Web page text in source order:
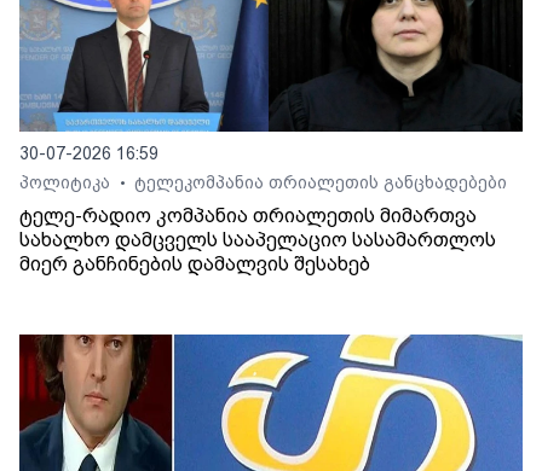
30-07-2026 16:59
პოლიტიკა
• ტელეკომპანია თრიალეთის განცხადებები
ტელე-რადიო კომპანია თრიალეთის მიმართვა
სახალხო დამცველს სააპელაციო სასამართლოს
მიერ განჩინების დამალვის შესახებ